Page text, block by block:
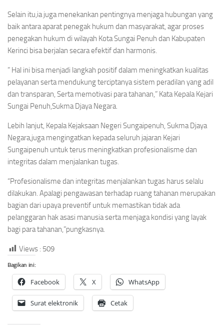
Selain itu,ia juga menekankan pentingnya menjaga hubungan yang
baik antara aparat penegak hukum dan masyarakat, agar proses
penegakan hukum di wilayah Kota Sungai Penuh dan Kabupaten
Kerinci bisa berjalan secara efektif dan harmonis.
” Hal ini bisa menjadi langkah positif dalam meningkatkan kualitas
pelayanan serta mendukung terciptanya sistem peradilan yang adil
dan transparan, Serta memotivasi para tahanan,” Kata Kepala Kejari
Sungai Penuh,Sukma Djaya Negara.
Lebih lanjut, Kepala Kejaksaan Negeri Sungaipenuh, Sukma Djaya
Negara,juga mengingatkan kepada seluruh jajaran Kejari
Sungaipenuh untuk terus meningkatkan profesionalisme dan
integritas dalam menjalankan tugas.
“Profesionalisme dan integritas menjalankan tugas harus selalu
dilakukan. Apalagi pengawasan terhadap ruang tahanan merupakan
bagian dari upaya preventif untuk memastikan tidak ada
pelanggaran hak asasi manusia serta menjaga kondisi yang layak
bagi para tahanan,”pungkasnya.
Views : 509
Bagikan ini:
Facebook X WhatsApp
Surat elektronik Cetak